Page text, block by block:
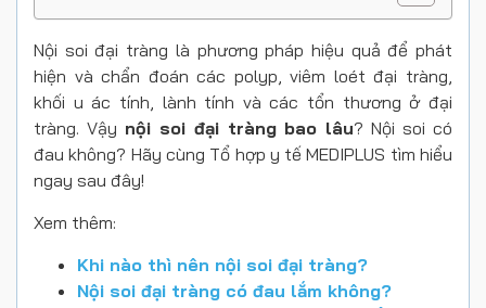
Nội soi đại tràng là phương pháp hiệu quả để phát
hiện và chẩn đoán các polyp, viêm loét đại tràng,
khối u ác tính, lành tính và các tổn thương ở đại
tràng. Vậy nội soi đại tràng bao lâu? Nội soi có
đau không? Hãy cùng Tổ hợp y tế MEDIPLUS tìm hiểu
ngay sau đây!
Xem thêm:
Khi nào thì nên nội soi đại tràng?
Nội soi đại tràng có đau lắm không?